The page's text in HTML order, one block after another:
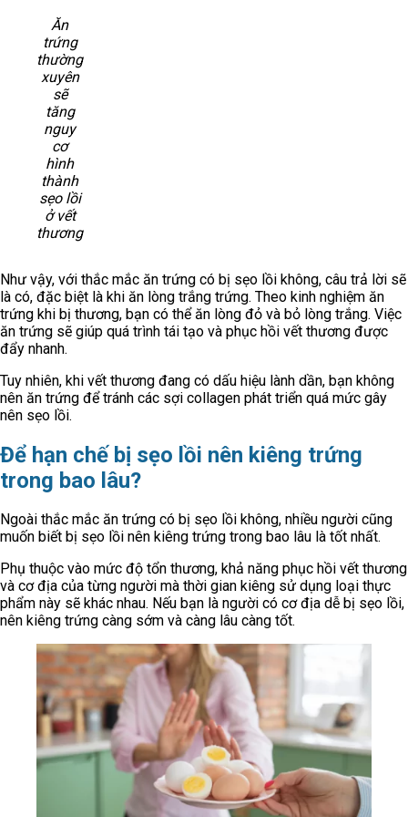
Ăn
trứng
thường
xuyên
sẽ
tăng
nguy
cơ
hình
thành
sẹo lồi
ở vết
thương
Như vậy, với thắc mắc ăn trứng có bị sẹo lồi không, câu trả lời sẽ
là có, đặc biệt là khi ăn lòng trắng trứng. Theo kinh nghiệm ăn
trứng khi bị thương, bạn có thể ăn lòng đỏ và bỏ lòng trắng. Việc
ăn trứng sẽ giúp quá trình tái tạo và phục hồi vết thương được
đẩy nhanh.
Tuy nhiên, khi vết thương đang có dấu hiệu lành dần, bạn không
nên ăn trứng để tránh các sợi collagen phát triển quá mức gây
nên sẹo lồi.
Để hạn chế bị sẹo lồi nên kiêng trứng
trong bao lâu?
Ngoài thắc mắc ăn trứng có bị sẹo lồi không, nhiều người cũng
muốn biết bị sẹo lồi nên kiêng trứng trong bao lâu là tốt nhất.
Phụ thuộc vào mức độ tổn thương, khả năng phục hồi vết thương
và cơ địa của từng người mà thời gian kiêng sử dụng loại thực
phẩm này sẽ khác nhau. Nếu bạn là người có cơ địa dễ bị sẹo lồi,
nên kiêng trứng càng sớm và càng lâu càng tốt.